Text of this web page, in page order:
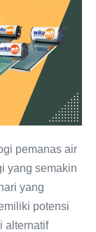
pemanas air
yang semakin
yang
potensi
alternatif